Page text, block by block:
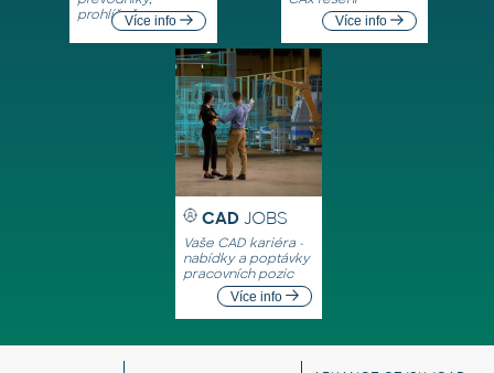
prohlížečeVíce info
Více info
CAD JOBS
Vaše CAD kariéra -
nabídky a poptávky
pracovních pozic
Více info